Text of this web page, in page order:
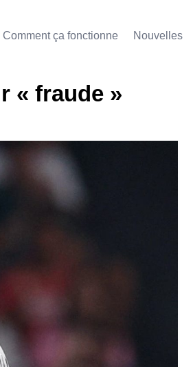
Comment ça fonctionne Nouvelles
« fraude »